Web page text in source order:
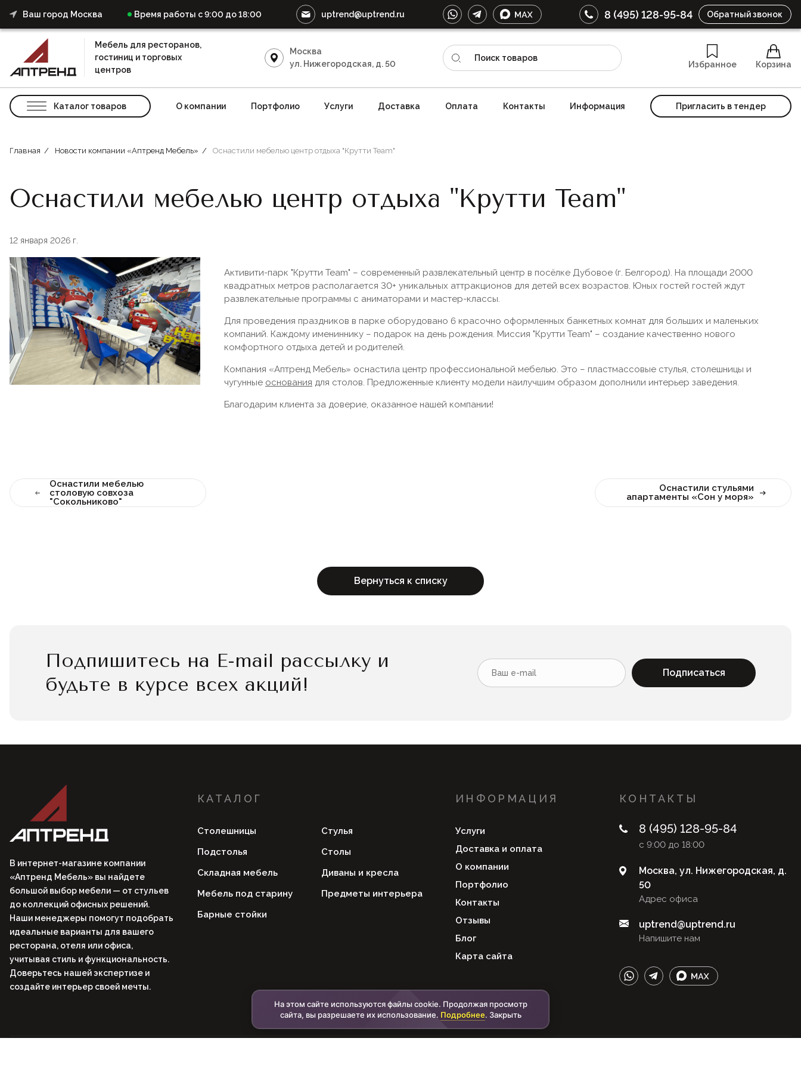
Ваш город Москва Время работы с 9:00 до 18:00 uptrend@uptrend.ru 8 (495) 128-95-84 Обратный звонок
Мебель для ресторанов,
гостиниц и торговых
центров
Москва
ул. Нижегородская, д. 50
Избранное Корзина
Каталог товаров О компании Портфолио Услуги Доставка Оплата Контакты Информация Пригласить в тендер
Главная Новости компании «Аптренд Мебель» Оснастили мебелью центр отдыха "Крутти Team"
Оснастили мебелью центр отдыха "Крутти Team"
12 января 2026 г.
Активити-парк "Крутти Team" – современный развлекательный центр в посёлке Дубовое (г. Белгород). На площади 2000
квадратных метров располагается 30+ уникальных аттракционов для детей всех возрастов. Юных гостей гостей ждут
развлекательные программы с аниматорами и мастер-классы.
Для проведения праздников в парке оборудовано 6 красочно оформленных банкетных комнат для больших и маленьких
компаний. Каждому имениннику – подарок на день рождения. Миссия "Крутти Team" – создание качественно нового
комфортного отдыха детей и родителей.
Компания «Аптренд Мебель» оснастила центр профессиональной мебелью. Это – пластмассовые стулья, столешницы и
чугунные основания для столов. Предложенные клиенту модели наилучшим образом дополнили интерьер заведения.
Благодарим клиента за доверие, оказанное нашей компании!
Оснастили мебелью
столовую совхоза
"Сокольниково"
Оснастили стульями
апартаменты «Сон у моря»
Вернуться к списку
Подпишитесь на E-mail рассылку и
будьте в курсе всех акций!
Подписаться
В интернет-магазине компании
«Аптренд Мебель» вы найдете
большой выбор мебели — от стульев
до коллекций офисных решений.
Наши менеджеры помогут подобрать
идеальные варианты для вашего
ресторана, отеля или офиса,
учитывая стиль и функциональность.
Доверьтесь нашей экспертизе и
создайте интерьер своей мечты.
КАТАЛОГ
Столешницы
Стулья
Подстолья
Столы
Складная мебель
Диваны и кресла
Мебель под старину
Предметы интерьера
Барные стойки
ИНФОРМАЦИЯ
Услуги
Доставка и оплата
О компании
Портфолио
Контакты
Отзывы
Блог
Карта сайта
КОНТАКТЫ
8 (495) 128-95-84
с 9:00 до 18:00
Адрес офиса
Москва, ул. Нижегородская, д.
50
Напишите нам
uptrend@uptrend.ru
На этом сайте используются файлы cookie. Продолжая просмотр
сайта, вы разрешаете их использование. Подробнее. Закрыть